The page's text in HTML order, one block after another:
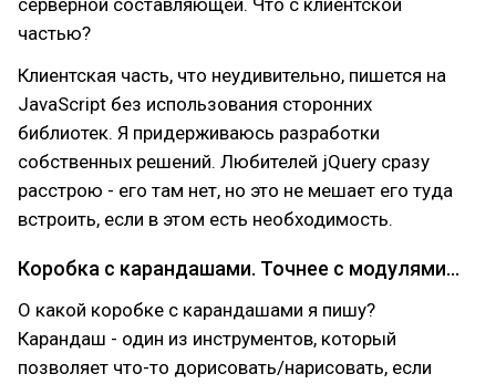
серверной составляющей. Что с клиентской
частью?
Клиентская часть, что неудивительно, пишется на
JavaScript без использования сторонних
библиотек. Я придерживаюсь разработки
собственных решений. Любителей jQuery сразу
расстрою - его там нет, но это не мешает его туда
встроить, если в этом есть необходимость.
Коробка с карандашами. Точнее с модулями...
О какой коробке с карандашами я пишу?
Карандаш - один из инструментов, который
позволяет что-то дорисовать/нарисовать, если